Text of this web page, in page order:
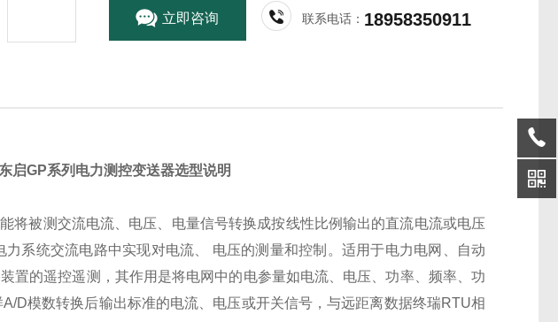
立即咨询 联系电话： 18958350911
启GP系列电力测控变送器选型说明
将被测交流电流、电压 电量信号转换成按线性比例输出的直流电流或电压
系统交流电路中实现对电流、 电压的测量和控制。 适用于电力电网、自动
置的遥控遥测，其作用是将电网中的电参量如电流、电压、功率、频率、功
A/D模数转换后输出标准的电流、电压或开关信号，与远距离数据终瑞RTU相